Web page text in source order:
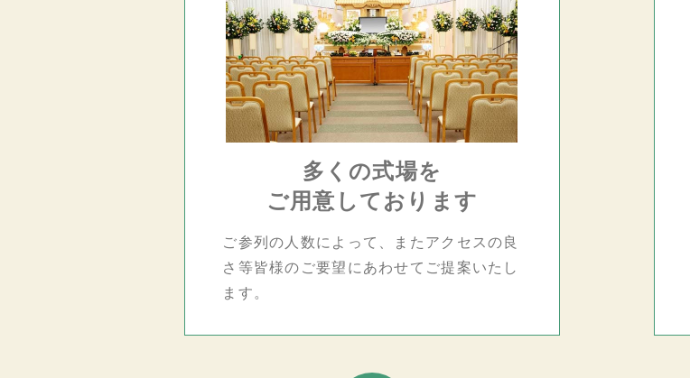
多くの式場を
ご用意しております
ご参列の人数によって、またアクセスの良
さ等皆様のご要望にあわせてご提案いたし
ます。